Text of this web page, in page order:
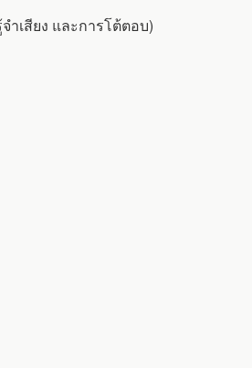
ำเสียง และการโต้ตอบ)